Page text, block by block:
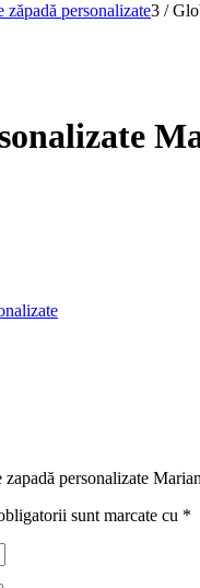
zăpadă personalizate3 /
personalizate
sunt marcate cu *